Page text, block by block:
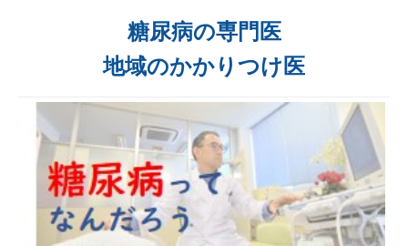
糖尿病の専門医
地域のかかりつけ医